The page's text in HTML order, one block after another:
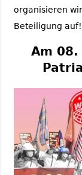
organisieren
Beteiligung auf!
Am 08.